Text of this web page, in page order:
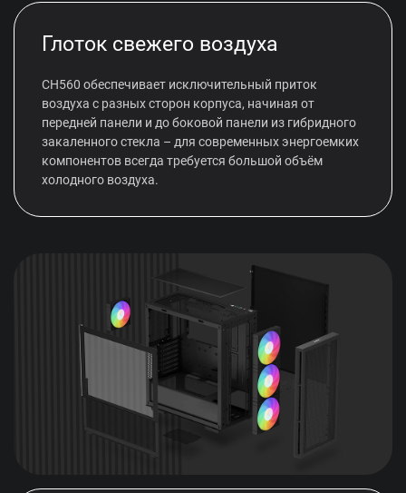
Глоток свежего воздуха
CH560 обеспечивает исключительный приток
воздуха с разных сторон корпуса, начиная от
передней панели и до боковой панели из гибридного
закаленного стекла – для современных энергоемких
компонентов всегда требуется большой объём
холодного воздуха.